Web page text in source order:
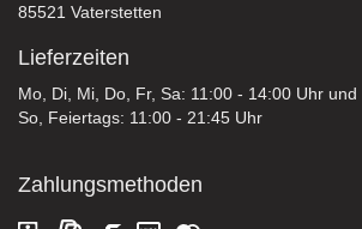
85521 Vaterstetten
Lieferzeiten
Mo, Di, Mi, Do, Fr, Sa: 11:00 - 14:00 Uhr
So, Feiertags: 11:00 - 21:45 Uhr
Zahlungsmethoden